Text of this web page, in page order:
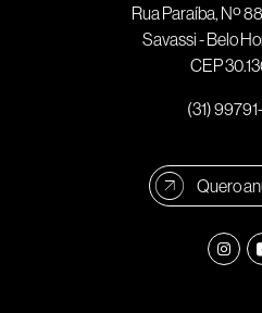
Rua Paraíba, Nº
Savassi - Belo
CEP
(31)
Quero